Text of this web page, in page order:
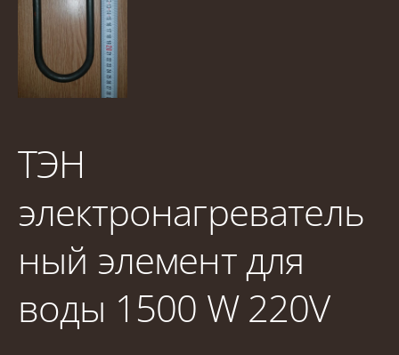
ТЭН
электронагреватель
ный элемент для
воды 1500 W 220V